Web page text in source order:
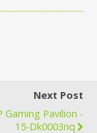
Next Post
Gaming Pavilion -
15-Dk0003nq